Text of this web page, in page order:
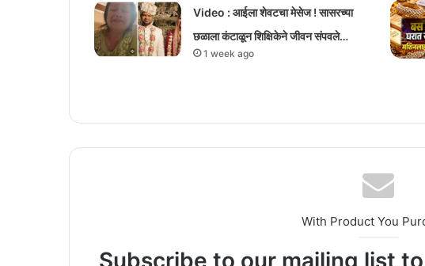
Video : आईला शेवटचा मेसेज ! सासरच्या
छळाला कंटाळून शिक्षिकेने जीवन संपवले…
1 week ago
With Product You
Subscribe to our mailing list